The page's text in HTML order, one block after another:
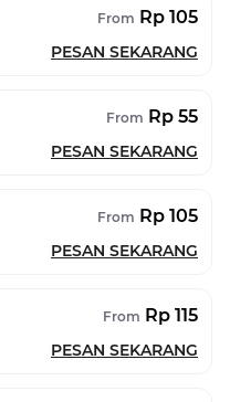
From Rp 105
PESAN SEKARANG
From Rp 55
PESAN SEKARANG
From Rp 105
PESAN SEKARANG
From Rp 115
PESAN SEKARANG